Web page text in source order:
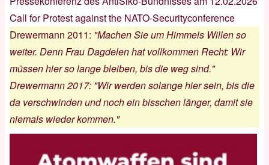
Call for Protest against the NATO-Securityconference
Drewermann 2011: "Machen Sie um Himmels Willen so
weiter. Denn Frau Dagdelen hat vollkommen Recht: Wir
müssen hier so lange bleiben, bis die weg sind."
Drewermann 2017: "Wir werden solange hier sein, bis die
da verschwinden und noch ein bisschen länger, damit sie
niemals wieder kommen."